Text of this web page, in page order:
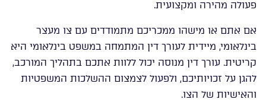
פעולה מהירה ומקצועית.
אם אתם או מישהו ממכריכם מתמודדים עם צו מעצר
בינלאומי, מיידית לעורך דין המתמחה במשפט בינלאומי היא
קריטית. עורך דין מנוסה יכול ללוות אתכם בתהליך המורכב,
להגן על זכויותיכם, ולפעול לצמצום ההשלכות המשפטיות
והאישיות של הצו.